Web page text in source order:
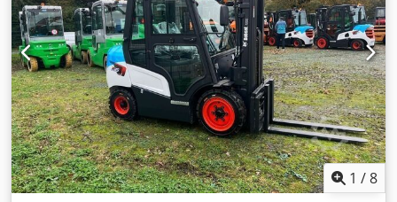
= 5.000 - 10.000 kg Tipo de mastro: Triplex Djdpoy Up
Ndsfx Abljwa Estado: Empilhador novo Estado técnico:
Novo Pneus dianteiros Tipo: Superelástico Pneus
dianteiros Estado: Novo Pneus traseiros Tipo: Superelastic
Pneus traseiros Condição: Novo Mudanças laterais, 3ª
válvula, 4ª válvula, cabina completa, LED, rádio
1 /8